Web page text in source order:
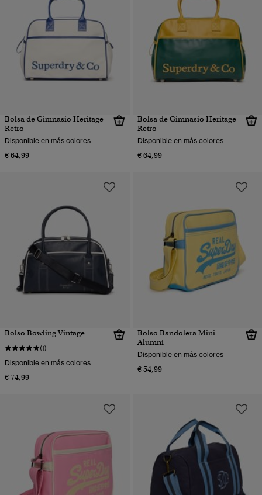
Bolsa de Gimnasio Heritage
Retro
Disponible en más colores
€ 64,99
Bolsa de Gimnasio Heritage
Retro
Disponible en más colores
€ 64,99
Bolso Bowling Vintage
(1)
Disponible en más colores
€ 74,99
Bolso Bandolera Mini
Alumni
Disponible en más colores
€ 54,99